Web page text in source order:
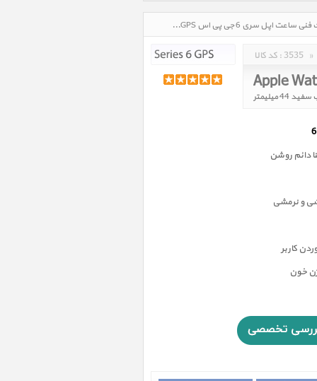
ساعت اپل سری 6 جی پی اس Apple Watch Series 6 GPS، قیمت روز خرید و فروش و مشخصات فنی ساعت اپل سری 6 جی پی اس Apple Watch Series 6 GPS، صفحه دو در تاریخ : 1405/05/17 - ساعت : 04:02
کد کالا : 3535 »
دائم روشن
و نرمشی
کاربر
خون